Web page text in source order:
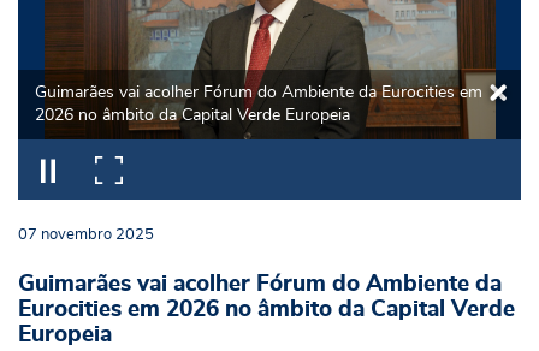
Guimarães vai acolher Fórum do Ambiente da Eurocities em
2026 no âmbito da Capital Verde Europeia
07 novembro 2025
Guimarães vai acolher Fórum do Ambiente da
Eurocities em 2026 no âmbito da Capital Verde
Europeia